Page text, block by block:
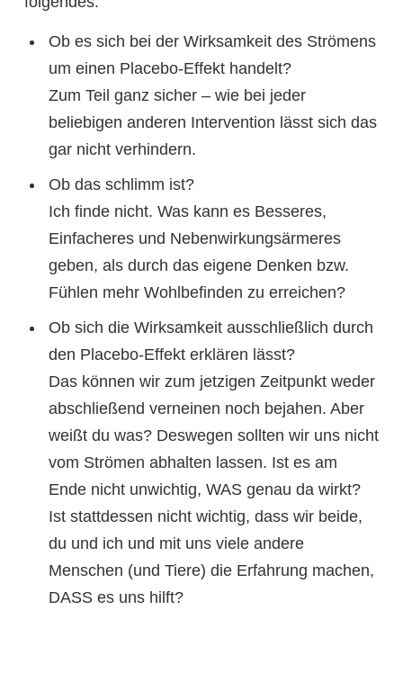
Ob es sich bei der Wirksamkeit des Strömens
um einen Placebo-Effekt handelt?
Zum Teil ganz sicher – wie bei jeder
beliebigen anderen Intervention lässt sich das
gar nicht verhindern.
Ob das schlimm ist?
Ich finde nicht. Was kann es Besseres,
Einfacheres und Nebenwirkungsärmeres
geben, als durch das eigene Denken bzw.
Fühlen mehr Wohlbefinden zu erreichen?
Ob sich die Wirksamkeit ausschließlich durch
den Placebo-Effekt erklären lässt?
Das können wir zum jetzigen Zeitpunkt weder
abschließend verneinen noch bejahen. Aber
weißt du was? Deswegen sollten wir uns nicht
vom Strömen abhalten lassen. Ist es am
Ende nicht unwichtig, WAS genau da wirkt?
Ist stattdessen nicht wichtig, dass wir beide,
du und ich und mit uns viele andere
Menschen (und Tiere) die Erfahrung machen,
DASS es uns hilft?